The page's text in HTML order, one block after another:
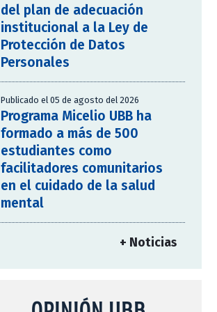
del plan de adecuación
institucional a la Ley de
Protección de Datos
Personales
Publicado el 05 de agosto del 2026
Programa Micelio UBB ha
formado a más de 500
estudiantes como
facilitadores comunitarios
en el cuidado de la salud
mental
+ Noticias